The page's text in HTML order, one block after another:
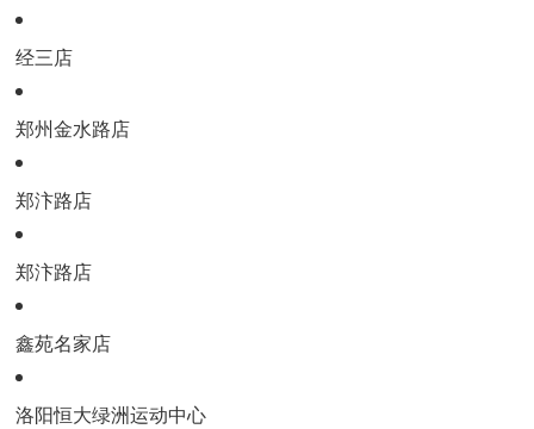
经三店
郑州金水路店
郑汴路店
郑汴路店
鑫苑名家店
洛阳恒大绿洲运动中心